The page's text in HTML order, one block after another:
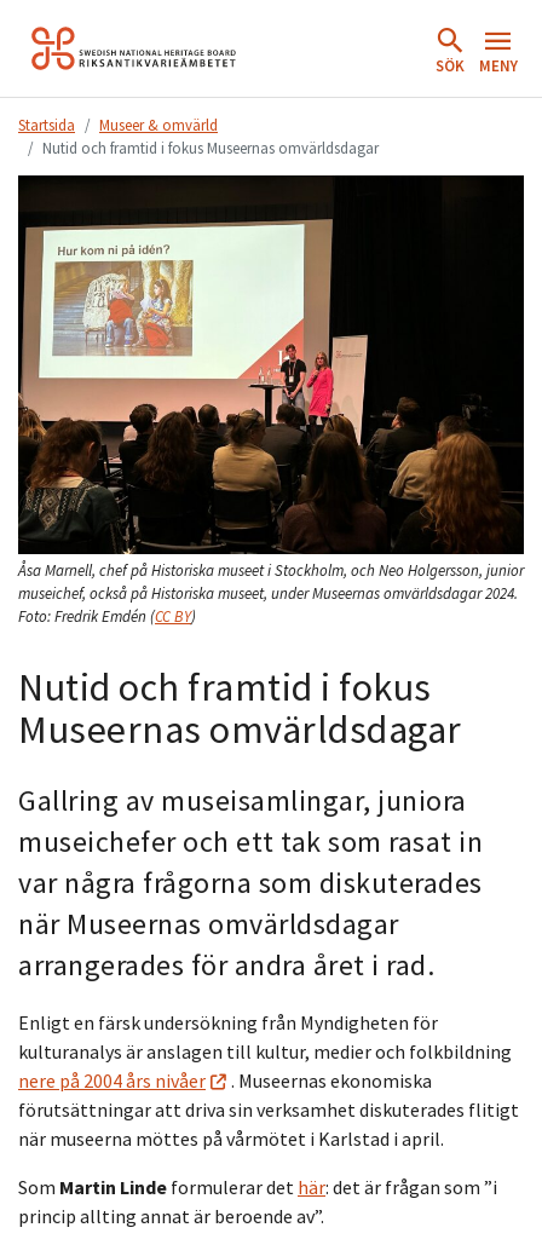
Hoppa
till
SÖK MENY
Startsida
Museer & omvärld
Nutid och framtid i fokus Museernas omvärldsdagar
Åsa Marnell, chef på Historiska museet i Stockholm, och Neo Holgersson, junior
museichef, också på Historiska museet, under Museernas omvärldsdagar 2024.
Foto:Fredrik Emdén (CC BY)
Nutid och framtid i fokus
Museernas omvärldsdagar
Gallring av museisamlingar, juniora
museichefer och ett tak som rasat in
var några frågorna som diskuterades
när Museernas omvärldsdagar
arrangerades för andra året i rad.
Enligt en färsk undersökning från Myndigheten för
kulturanalys är anslagen till kultur, medier och folkbildning
nere på 2004 års nivåer
. Museernas ekonomiska
förutsättningar att driva sin verksamhet diskuterades flitigt
när museerna möttes på vårmötet i Karlstad i april.
Som Martin Linde formulerar det här: det är frågan som ”i
princip allting annat är beroende av”.